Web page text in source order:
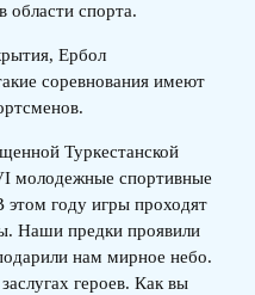
области спорта.
Ербол
соревнования имеют
Туркестанской
молодежные спортивные
этом году игры проходят
Наши предки проявили
нам мирное небо.
героев. Как вы